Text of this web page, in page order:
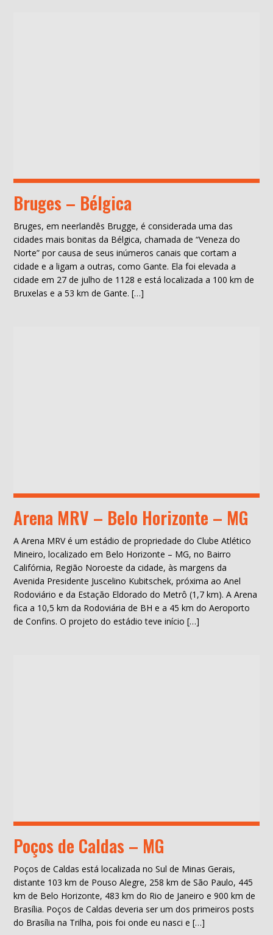
Bruges – Bélgica
Bruges, em neerlandês Brugge, é considerada uma das
cidades mais bonitas da Bélgica, chamada de “Veneza do
Norte” por causa de seus inúmeros canais que cortam a
cidade e a ligam a outras, como Gante. Ela foi elevada a
cidade em 27 de julho de 1128 e está localizada a 100 km de
Bruxelas e a 53 km de Gante. […]
Arena MRV – Belo Horizonte – MG
A Arena MRV é um estádio de propriedade do Clube Atlético
Mineiro, localizado em Belo Horizonte – MG, no Bairro
Califórnia, Região Noroeste da cidade, às margens da
Avenida Presidente Juscelino Kubitschek, próxima ao Anel
Rodoviário e da Estação Eldorado do Metrô (1,7 km). A Arena
fica a 10,5 km da Rodoviária de BH e a 45 km do Aeroporto
de Confins. O projeto do estádio teve início […]
Poços de Caldas – MG
Poços de Caldas está localizada no Sul de Minas Gerais,
distante 103 km de Pouso Alegre, 258 km de São Paulo, 445
km de Belo Horizonte, 483 km do Rio de Janeiro e 900 km de
Brasília. Poços de Caldas deveria ser um dos primeiros posts
do Brasília na Trilha, pois foi onde eu nasci e […]